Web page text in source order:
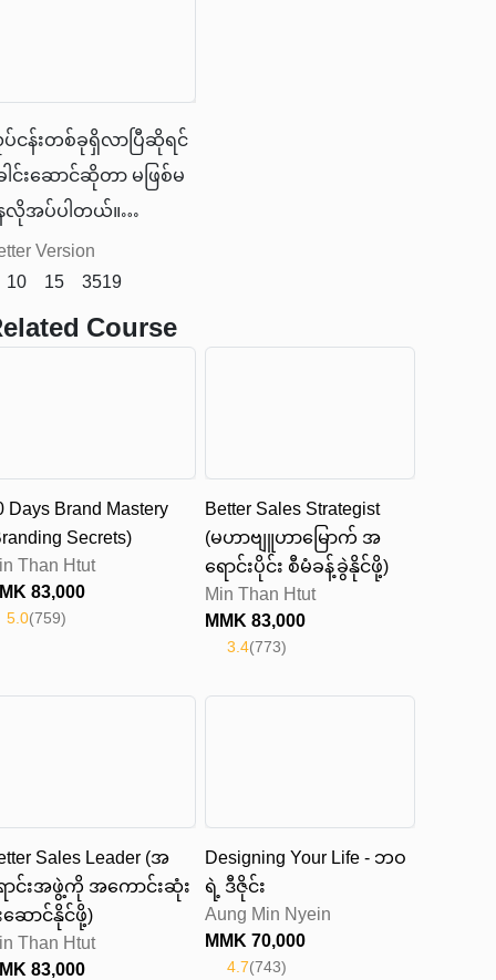
ရောင်းနည်းစနစ် ၇ ခုကို
ာပြပေးပါမယ်။
ငန်းတစ်ခုရှိလာပြီဆိုရင်
ါင်းဆောင်ဆိုတာ မဖြစ်မ
လိုအပ်ပါတယ်။
ါင်းဆောင်ဆိုတဲ့အတိုင်း
ဦးဆောင်နိုင်မယ့်စွမ်းရည်
ရှိကိုရှိထားသင့်တယ်။
Version
10 15 3519
Course
Days Brand Mastery
Secrets)
Than Htut
83,000
5.0(759)
Better Sales Strategist
(မဟာဗျူဟာမြောက် အ
ရောင်းပိုင်း စီမံခန့်ခွဲနိုင်ဖို့)
Min Than Htut
MMK83,000
3.4(773)
Sales Leader (အ
ာင်းအဖွဲ့ကို အကောင်းဆုံး
ဆောင်နိုင်ဖို့)
Than Htut
83,000
Designing Your Life - ဘဝ
ရဲ့ ဒီဇိုင်း
Aung Min Nyein
MMK70,000
4.7(743)